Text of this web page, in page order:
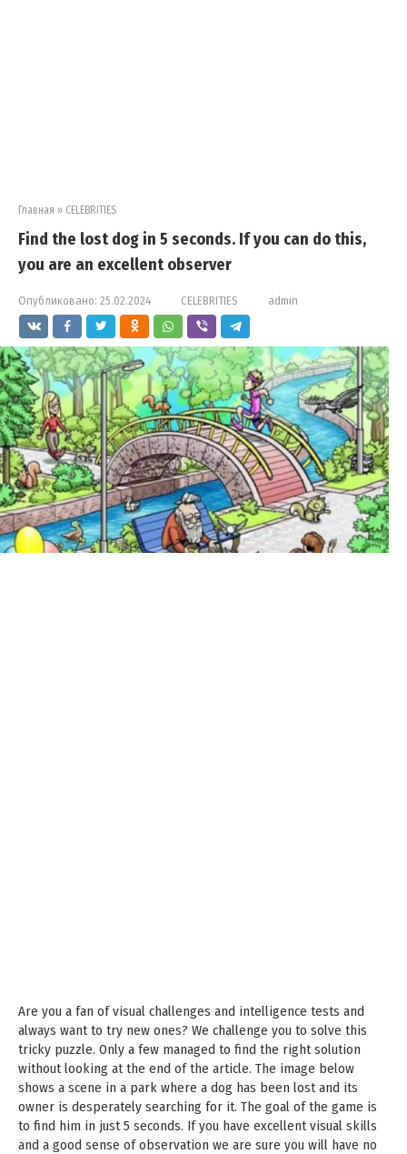
Главная » CELEBRITIES
Find the lost dog in 5 seconds. If you can do this,
you are an excellent observer
Опубликовано: 25.02.2024 CELEBRITIES admin
Are you a fan of visual challenges and intelligence tests and
always want to try new ones? We challenge you to solve this
tricky puzzle. Only a few managed to find the right solution
without looking at the end of the article. The image below
shows a scene in a park where a dog has been lost and its
owner is desperately searching for it. The goal of the game is
to find him in just 5 seconds. If you have excellent visual skills
and a good sense of observation we are sure you will have no